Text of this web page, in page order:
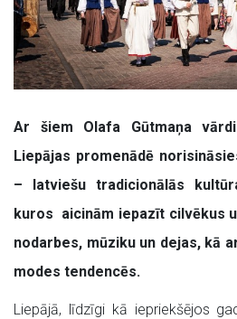
Ar šiem Olafa Gūtmaņa
Liepājas promenādē
– latviešu tradicionālās
kuros aicinām iepazīt cilvēkus
nodarbes, mūziku un dejas, kā
modes tendencēs.
Liepājā, līdzīgi kā iepriekšējos